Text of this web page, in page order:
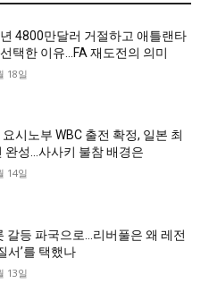
4800만달러 거절하고 애틀랜타
택한 이유…FA 재도전의 의미
18일
시노부 WBC 출전 확정, 일본 최
완성…사사키 불참 배경은
14일
갈등 파국으로…리버풀은 왜 레전
서’를 택했나
13일